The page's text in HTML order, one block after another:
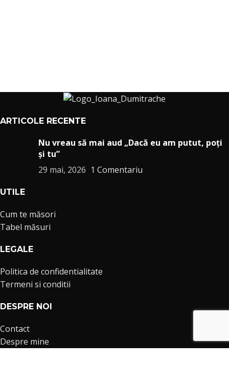
ARTICOLE RECENTE
Nu vreau să mai aud „Dacă eu am putut, poți
și tu”
29 mai, 2026 1 Comentariu
UTILE
Cum te măsori
Tabel măsuri
LEGALE
Politica de confidentialitate
Termeni si conditii
DESPRE NOI
Contact
Despre mine